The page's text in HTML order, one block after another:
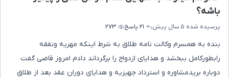
باشه؟
پرسیده شده ۵ سال پیش ۲۱ پاسخ ۲۷۳
بنده به همسرم وکالت نامه طلاق به شرط اینکه مهریه ونفقه
رابطورکامل ببخشد و هدایای ازدواج را برگرداند دادم امروز قاضی گفت
دوباره بریدمشاوره و استرداد جهیزیه و هدایای دوران عقد بعد از طلاق